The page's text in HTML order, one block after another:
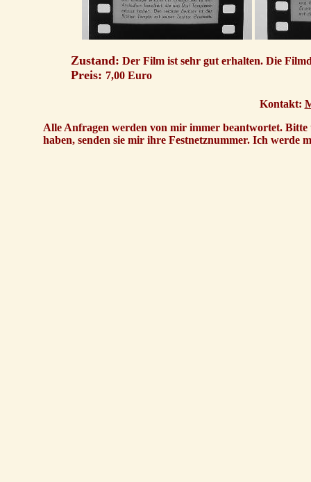
Zustand: Der Film ist sehr gut erhalten. Die
Preis: 7,00 Euro
Kontakt:
Alle Anfragen werden von mir immer beantwortet.
haben, senden sie mir ihre Festnetznummer. Ich werde